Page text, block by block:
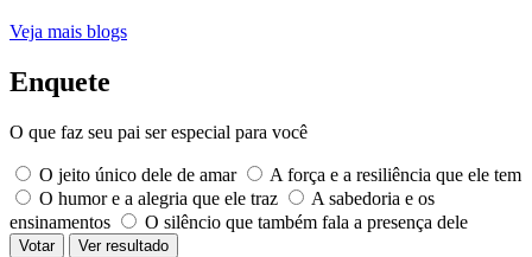
Veja mais blogs
Enquete
O que faz seu pai ser especial para você
O jeito único dele de amar
A força e a resiliência que ele tem
O humor e a alegria que ele traz
A sabedoria e os
ensinamentos
O silêncio que também fala a presença dele
Votar Ver resultado